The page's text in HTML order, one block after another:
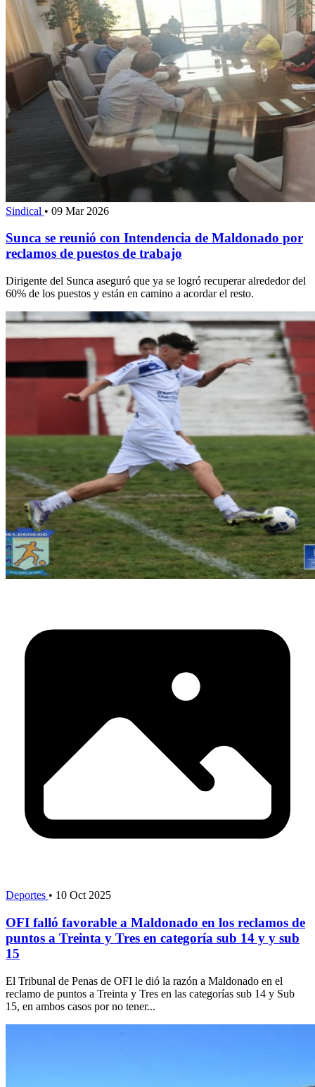
Sindical • 09 Mar 2026
Sunca se reunió con Intendencia de Maldonado por
reclamos de puestos de trabajo
Dirigente del Sunca aseguró que ya se logró recuperar alrededor del
60% de los puestos y están en camino a acordar el resto.
Deportes • 10 Oct 2025
OFI falló favorable a Maldonado en los reclamos de
puntos a Treinta y Tres en categoría sub 14 y y sub
15
El Tribunal de Penas de OFI le dió la razón a Maldonado en el
reclamo de puntos a Treinta y Tres en las categorías sub 14 y Sub
15, en ambos casos por no tener...